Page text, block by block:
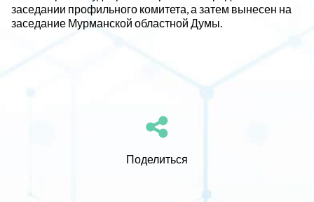
заседании профильного комитета, а затем вынесен на
заседание Мурманской областной Думы.
Поделиться